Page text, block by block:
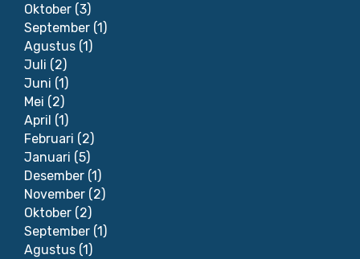
Oktober (3)
September (1)
Agustus (1)
Juli (2)
Juni (1)
Mei (2)
April (1)
Februari (2)
Januari (5)
Desember (1)
November (2)
Oktober (2)
September (1)
Agustus (1)